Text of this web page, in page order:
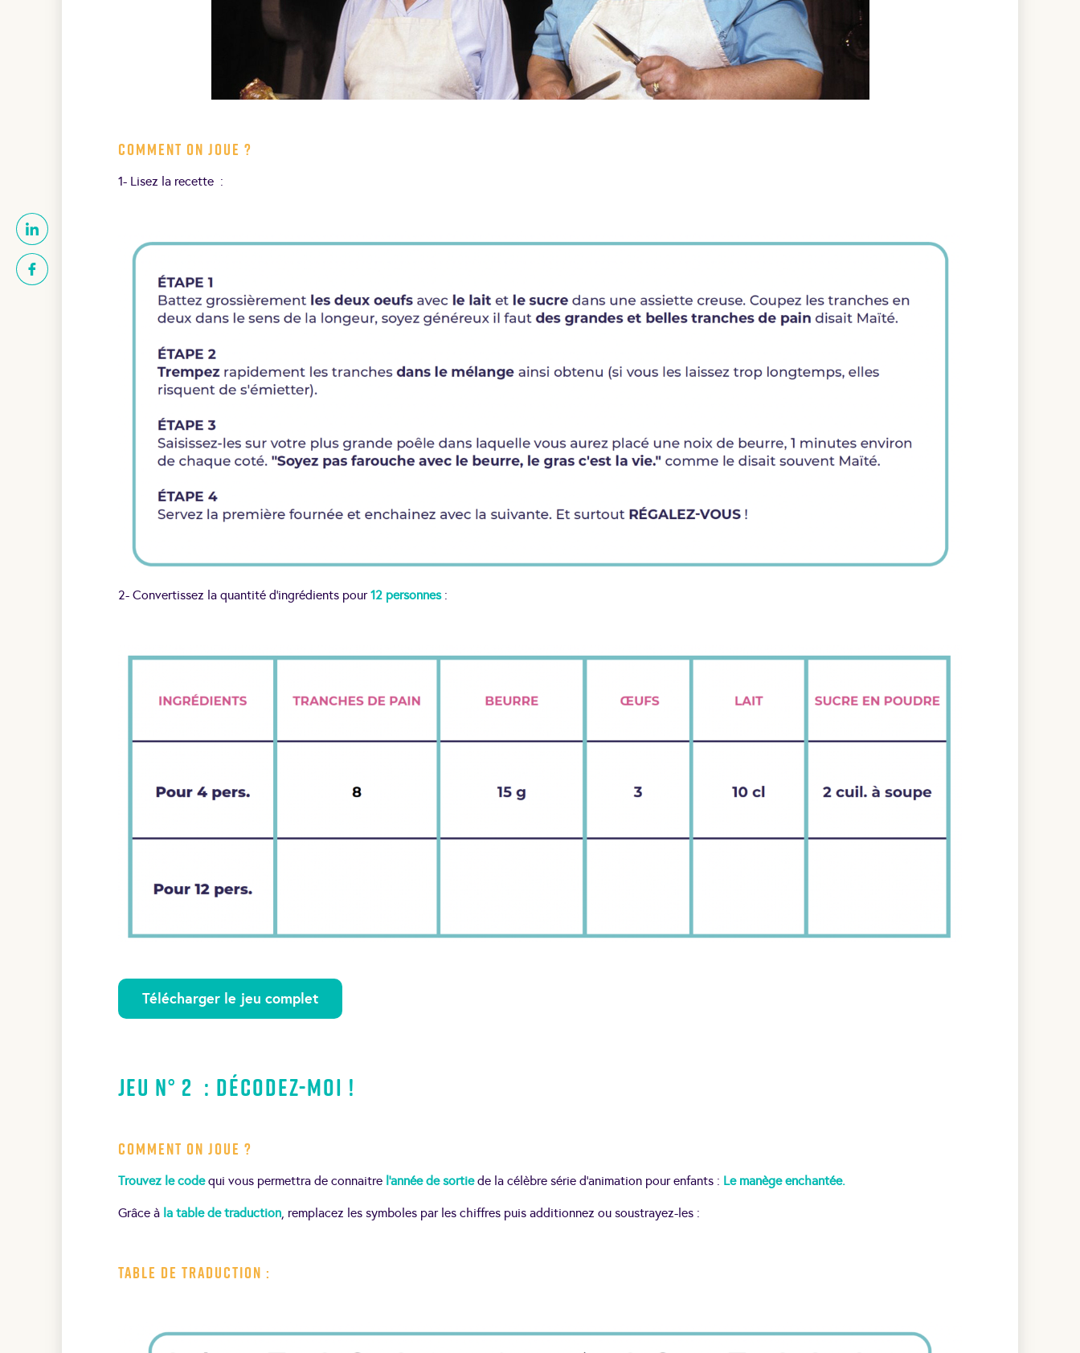
Comment on joue ?
1- Lisez la recette :
2- Convertissez la quantité d’ingrédients pour12 personnes:
Télécharger le jeu complet
Jeu N° 2 : Décodez-moi !
Comment on joue ?
Trouvez le codequi vous permettra de connaitre l’année de sortiede la célèbre série d’animation pour enfants : Le manège enchantée.
Grâce à la table de traduction , remplacez les symboles par les chiffres puis additionnez ou soustrayez-les :
Table de traduction :